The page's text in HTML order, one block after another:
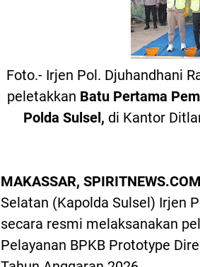
Foto.- Irjen Pol. Djuhandhani
peletakkan Batu Pertama
Polda Sulsel, di Kantor
MAKASSAR,
Selatan (Kapolda Sulsel) Irjen
secara resmi melaksanakan
Pelayanan BPKB Prototype